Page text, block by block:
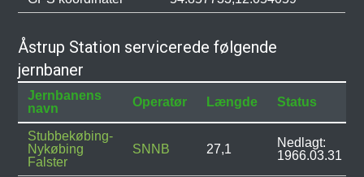
Åstrup Station servicerede følgende
jernbaner
Jernbanens
navn
Operatør Længde Status
Stubbekøbing-
Nykøbing
Falster
SNNB 27,1
Nedlagt:
1966.03.31